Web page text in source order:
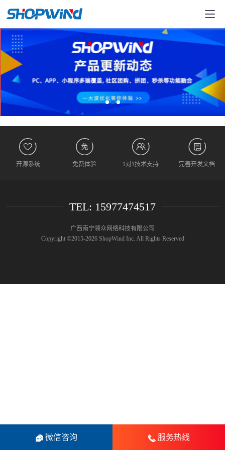
开源系统 免费体验 1对1技术支持 完善开发文档
TEL: 15977474517
广西南宁领众网络科技有限公司
Copyright ©2015-2026 ShopWind Inc. All Rights Reserved
微信咨询 服务热线